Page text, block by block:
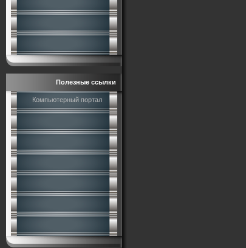
Полезные ссылки
Компьютерный портал